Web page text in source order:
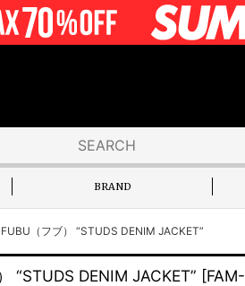
BRAND
FUBU（フブ） “STUDS DENIM JACKET”
“STUDS DENIM JACKET” [